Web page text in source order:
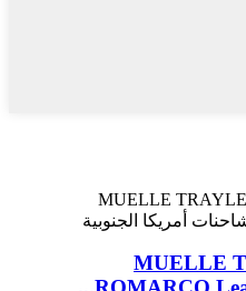
MUELLE